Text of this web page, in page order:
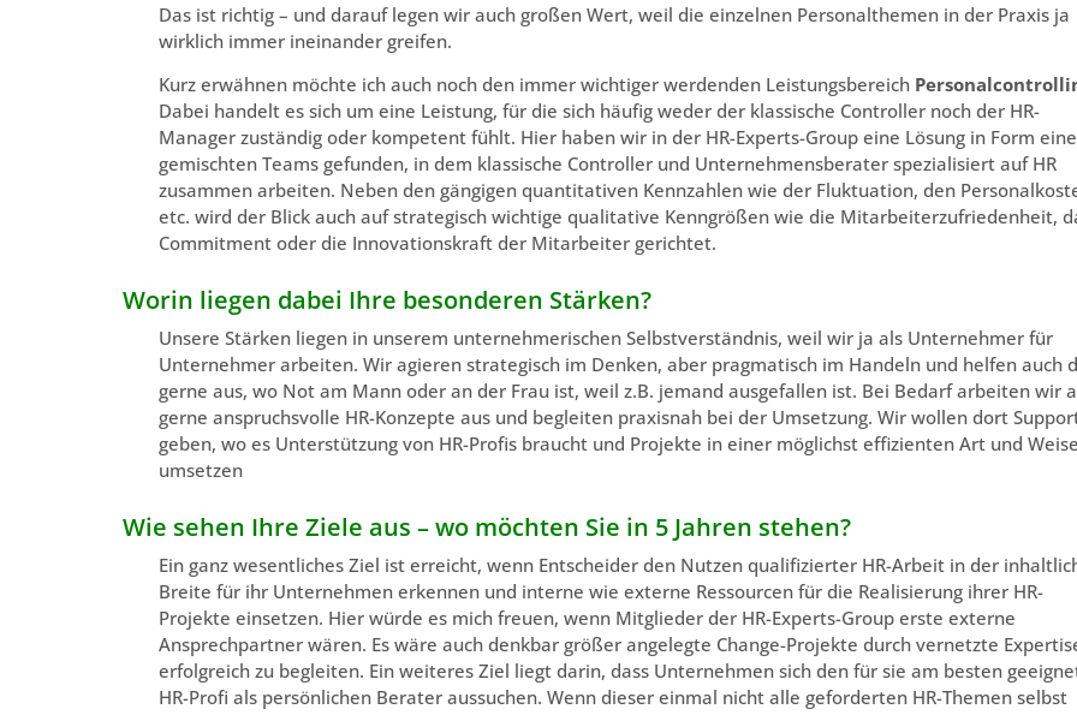
Das ist richtig – und darauf legen wir auch großen Wert, weil die einzelnen Personalthemen in der Praxis ja
wirklich immer ineinander greifen.
Kurz erwähnen möchte ich auch noch den immer wichtiger werdenden Leistungsbereich
Dabei handelt es sich um eine Leistung, für die sich häufig weder der klassische Controller noch der HR-
Manager zuständig oder kompetent fühlt. Hier haben wir in der HR-Experts-Group eine Lösung in Form
gemischten Teams gefunden, in dem klassische Controller und Unternehmensberater spezialisiert auf HR
zusammen arbeiten. Neben den gängigen quantitativen Kennzahlen wie der Fluktuation, den
etc. wird der Blick auch auf strategisch wichtige qualitative Kenngrößen wie die Mitarbeiterzufriedenheit,
Commitment oder die Innovationskraft der Mitarbeiter gerichtet.
Worin liegen dabei Ihre besonderen Stärken?
Unsere Stärken liegen in unserem unternehmerischen Selbstverständnis, weil wir ja als Unternehmer für
Unternehmer arbeiten. Wir agieren strategisch im Denken, aber pragmatisch im Handeln und helfen auch
gerne aus, wo Not am Mann oder an der Frau ist, weil z.B. jemand ausgefallen ist. Bei Bedarf arbeiten wir
gerne anspruchsvolle HR-Konzepte aus und begleiten praxisnah bei der Umsetzung. Wir wollen dort
geben, wo es Unterstützung von HR-Profis braucht und Projekte in einer möglichst effizienten Art und Weise
umsetzen
Wie sehen Ihre Ziele aus – wo möchten Sie in 5 Jahren stehen?
Ein ganz wesentliches Ziel ist erreicht, wenn Entscheider den Nutzen qualifizierter HR-Arbeit in der
Breite für ihr Unternehmen erkennen und interne wie externe Ressourcen für die Realisierung ihrer HR-
Projekte einsetzen. Hier würde es mich freuen, wenn Mitglieder der HR-Experts-Group erste externe
Ansprechpartner wären. Es wäre auch denkbar größer angelegte Change-Projekte durch vernetzte
erfolgreich zu begleiten. Ein weiteres Ziel liegt darin, dass Unternehmen sich den für sie am besten
HR-Profi als persönlichen Berater aussuchen. Wenn dieser einmal nicht alle geforderten HR-Themen selbst